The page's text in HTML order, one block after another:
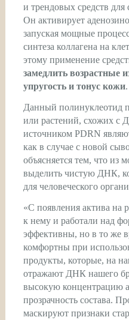
и трендовых средств
Он активирует
запуская мощные
синтеза коллагена на
этому применение
замедлить возрастные
упругость и тонус кожи.
Данный полинуклеотид
или растений, схожих с
источником PDRN
как в случае с новой
объясняется тем, что из
выделить чистую ДНК,
для человеческого
«С появления актива на
к нему и работали над
эффективны, но в то же
комфортны при
продукты, которые, на
отражают ДНК нашего
высокую концентрацию
прозрачность состава.
маскируют признаки